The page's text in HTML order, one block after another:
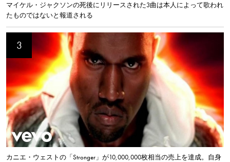
マイケル・ジャクソンの死後にリリースされた3曲は本人によって歌われ
たものではないと報道される
カニエ・ウェストの「Stronger」が10,000,000枚相当の売上を達成。自身